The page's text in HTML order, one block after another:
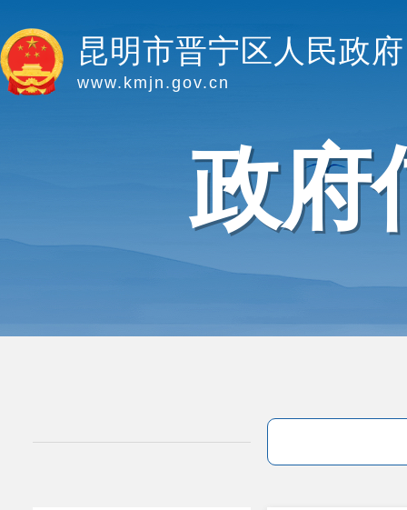
昆明市晋宁区人民政府
www.kmjn.gov.cn
政府